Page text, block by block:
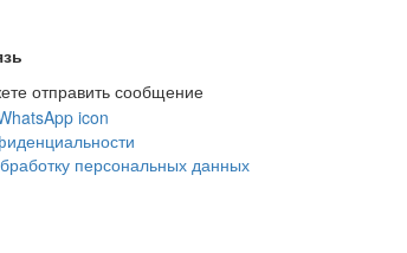
отправить сообщение
персональных данных